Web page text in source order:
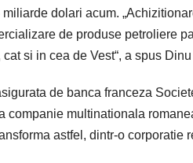
dolari acum.
de produse petroliere
si in cea de Vest“, a spus
de banca franceza
companie multinationala
astfel, dintr-o corporatie